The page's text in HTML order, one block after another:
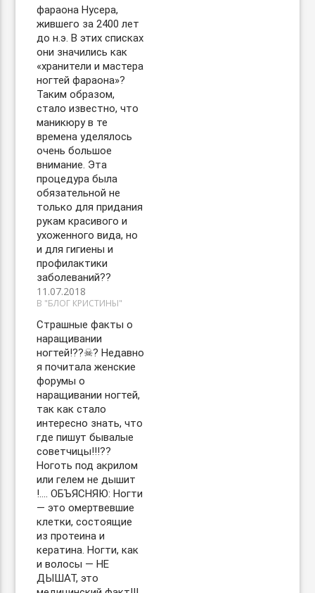
фараона Нусера,
жившего за 2400 лет
до н.э. В этих списках
они значились как
«хранители и мастера
ногтей фараона»?
Таким образом,
стало известно, что
маникюру в те
времена уделялось
очень большое
внимание. Эта
процедура была
обязательной не
только для придания
рукам красивого и
ухоженного вида, но
и для гигиены и
профилактики
заболеваний??
11.07.2018
В "БЛОГ КРИСТИНЫ"
Страшные факты о
наращивании
ногтей!??☠? Недавно
я почитала женские
форумы о
наращивании ногтей,
так как стало
интересно знать, что
где пишут бывалые
советчицы!!!??
Ноготь под акрилом
или гелем не дышит
!…. ОБЪЯСНЯЮ: Ногти
— это омертвевшие
клетки, состоящие
из протеина и
кератина. Ногти, как
и волосы — НЕ
ДЫШАТ, это